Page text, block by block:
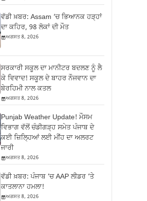
ਵੱਡੀ ਖ਼ਬਰ: Assam ‘ਚ ਭਿਆਨਕ ਹੜ੍ਹਾਂ
ਦਾ ਕਹਿਰ, 98 ਲੋਕਾਂ ਦੀ ਮੌਤ
ਅਗਸਤ 8, 2026
ਸਰਕਾਰੀ ਸਕੂਲ ਦਾ ਮਾਨੀਟਰ ਬਦਲਣ ਨੂੰ ਲੈ
ਕੇ ਵਿਵਾਦ! ਸਕੂਲ ਦੇ ਬਾਹਰ ਨੌਜਵਾਨ ਦਾ
ਬੇਰਹਿਮੀ ਨਾਲ ਕਤਲ
ਅਗਸਤ 8, 2026
Punjab Weather Update! ਮੌਸਮ
ਵਿਭਾਗ ਵੱਲੋਂ ਚੰਡੀਗੜ੍ਹ ਸਮੇਤ ਪੰਜਾਬ ਦੇ
ਕਈ ਜ਼ਿਲ੍ਹਿਆਂ ਲਈ ਮੀਂਹ ਦਾ ਅਲਰਟ
ਜਾਰੀ
ਅਗਸਤ 8, 2026
ਵੱਡੀ ਖ਼ਬਰ: ਪੰਜਾਬ ‘ਚ AAP ਲੀਡਰ ‘ਤੇ
ਕਾਤਲਾਨਾ ਹਮਲਾ!
ਅਗਸਤ 8, 2026